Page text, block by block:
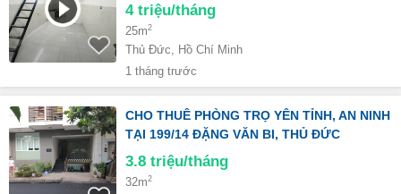
4 triệu/tháng
25m2
Thủ Đức, Hồ Chí Minh
1 tháng trước
CHO THUÊ PHÒNG TRỌ YÊN TỈNH, AN NINH
TẠI 199/14 ĐẶNG VĂN BI, THỦ ĐỨC
3.8 triệu/tháng
32m2